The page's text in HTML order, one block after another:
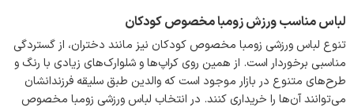
لباس مناسب ورزش زومبا مخصوص کودکان
تنوع لباس ورزشی زومبا مخصوص کودکان نیز مانند دختران، از گستردگی
مناسبی برخوردار است. از همین روی کراپ‌ها و شلوارک‌های زیادی با رنگ و
طرح‌های متنوع در بازار موجود است که والدین طبق سلیقه فرزندانشان
می‌توانند آن‌ها را خریداری کنند. در انتخاب لباس ورزشی زومبا مخصوص